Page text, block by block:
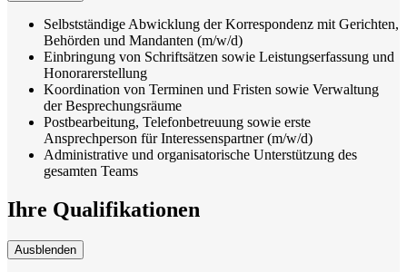
Selbstständige Abwicklung der Korrespondenz mit Gerichten,
Behörden und Mandanten (m/w/d)
Einbringung von Schriftsätzen sowie Leistungserfassung und
Honorarerstellung
Koordination von Terminen und Fristen sowie Verwaltung
der Besprechungsräume
Postbearbeitung, Telefonbetreuung sowie erste
Ansprechperson für Interessenspartner (m/w/d)
Administrative und organisatorische Unterstützung des
gesamten Teams
Ihre Qualifikationen
Ausblenden